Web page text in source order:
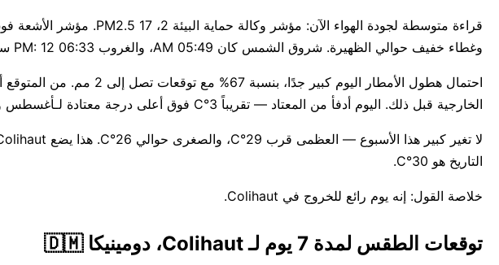
وغطاء خفيف حوالي الظهيرة. شروق الشمس كان 05:49 AM، والغروب 06:33 PM: 12 ساعة و44 دقيقة من الضوء في Colihaut.
الخارجية قبل ذلك. اليوم أدفأ من المعتاد — تقريباً 3°C فوق أعلى درجة معتادة لـأغسطس وهي 27°C.
التاريخ هو 30°C.
خلاصة القول: إنه يوم رائع للخروج في Colihaut.
توقعات الطقس لمدة 7 يوم لـ Colihaut، دومينيكا 🇩🇲